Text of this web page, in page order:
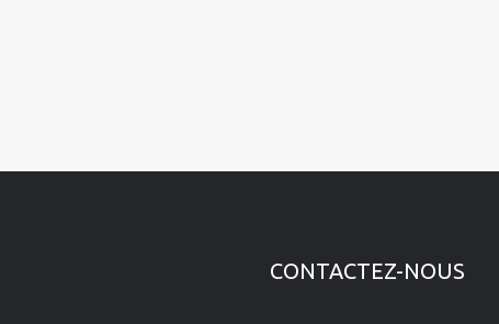
CONTACTEZ-NOUS